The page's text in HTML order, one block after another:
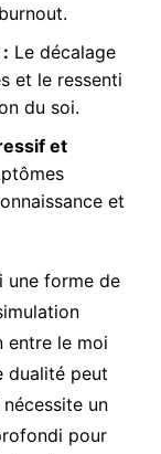
Le décalage
et le ressenti
du soi.
et
et
une forme de
entre le moi
dualité peut
un
pour